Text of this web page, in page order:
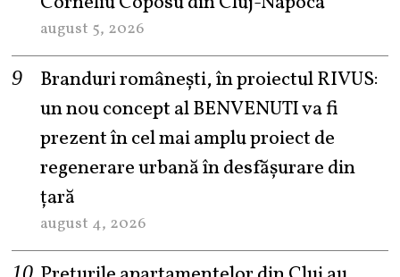
august 5, 2026
Branduri românești, în proiectul RIVUS:
un nou concept al BENVENUTI va fi
prezent în cel mai amplu proiect de
regenerare urbană în desfășurare din
țară
august 4, 2026